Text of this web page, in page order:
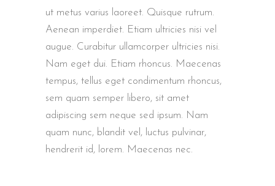
ut metus varius laoreet. Quisque rutrum.
Aenean imperdiet. Etiam ultricies nisi vel
augue. Curabitur ullamcorper ultricies nisi.
Nam eget dui. Etiam rhoncus. Maecenas
tempus, tellus eget condimentum rhoncus,
sem quam semper libero, sit amet
adipiscing sem neque sed ipsum. Nam
quam nunc, blandit vel, luctus pulvinar,
hendrerit id, lorem. Maecenas nec.